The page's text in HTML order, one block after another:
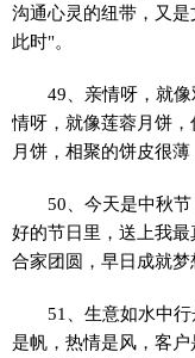
沟通心灵的纽带，又
此时"。
49、亲情呀，就
情呀，就像莲蓉月饼
月饼，相聚的饼皮很薄
50、今天是中秋
好的节日里，送上我最
合家团圆，早日成就梦
51、生意如水中
是帆，热情是风，客